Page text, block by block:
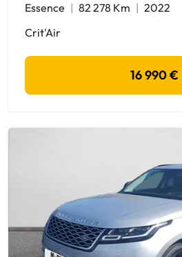
Essence 82 278 Km
2022
Crit'Air
16 990 €